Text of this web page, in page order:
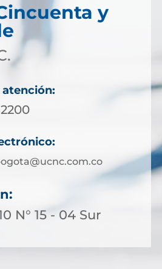
y
atención:
N° 15 - 04 Sur